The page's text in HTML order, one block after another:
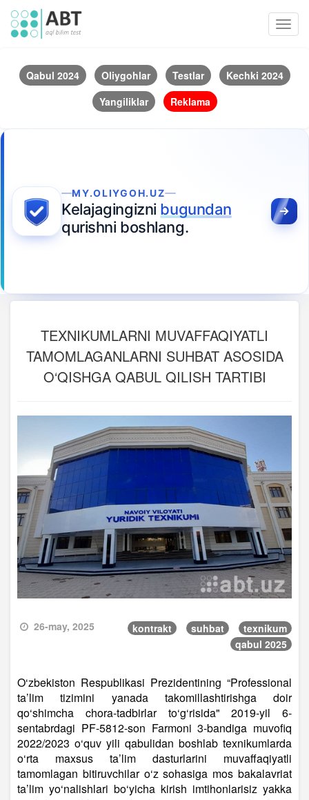
Qabul 2024 Oliygohlar Testlar
Kechki 2024
Yangiliklar
Reklama
MY.OLIYGOH.UZ
Kelajagingizni bugundan
qurishni boshlang.
TEXNIKUMLARNI MUVAFFAQIYATLI
TAMOMLAGANLARNI SUHBAT ASOSIDA
O‘QISHGA QABUL QILISH TARTIBI
26-may, 2025 kontrakt suhbat
texnikum
qabul 2025
O‘zbekiston Respublikasi Prezidentining “Professional
ta’lim tizimini yanada takomillashtirishga doir
qo‘shimcha chora-tadbirlar to‘g‘risida" 2019-yil 6-
sentabrdagi PF-5812-son Farmoni 3-bandiga muvofiq
2022/2023 o‘quv yili qabulidan boshlab texnikumlarda
o‘rta maxsus ta’lim dasturlarini muvaffaqiyatli
tamomlagan bitiruvchilar o‘z sohasiga mos bakalavriat
ta’lim yo‘nalishlari bo‘yicha kirish imtihonlarisiz yakka